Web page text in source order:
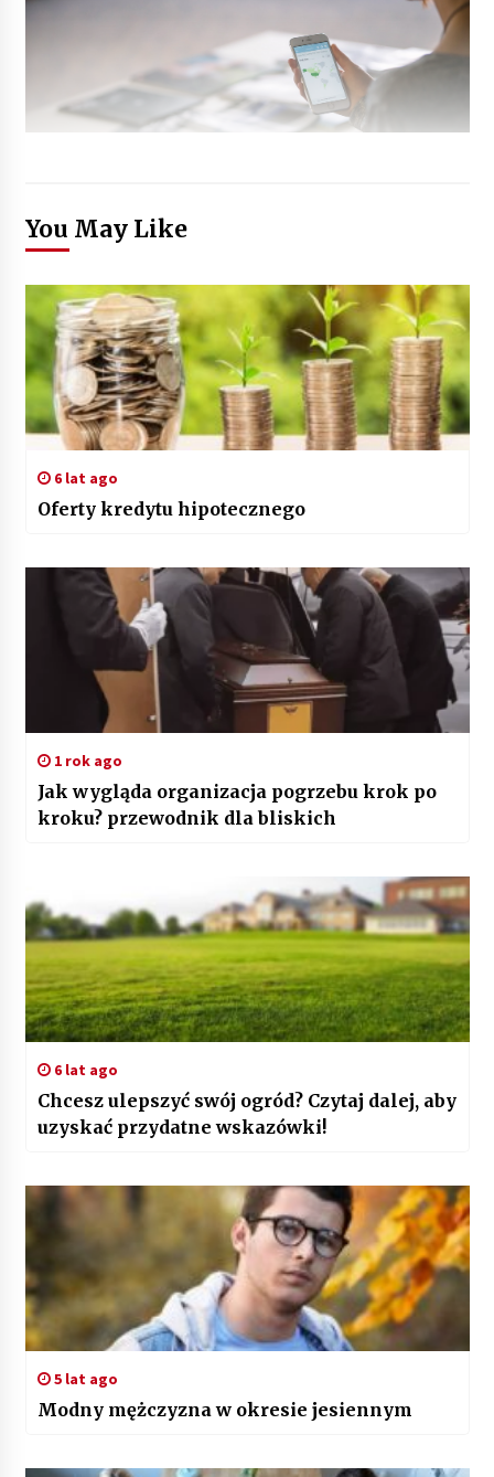
You May Like
6 lat ago
Oferty kredytu hipotecznego
1 rok ago
Jak wygląda organizacja pogrzebu krok po
kroku? przewodnik dla bliskich
6 lat ago
Chcesz ulepszyć swój ogród? Czytaj dalej, aby
uzyskać przydatne wskazówki!
5 lat ago
Modny mężczyzna w okresie jesiennym